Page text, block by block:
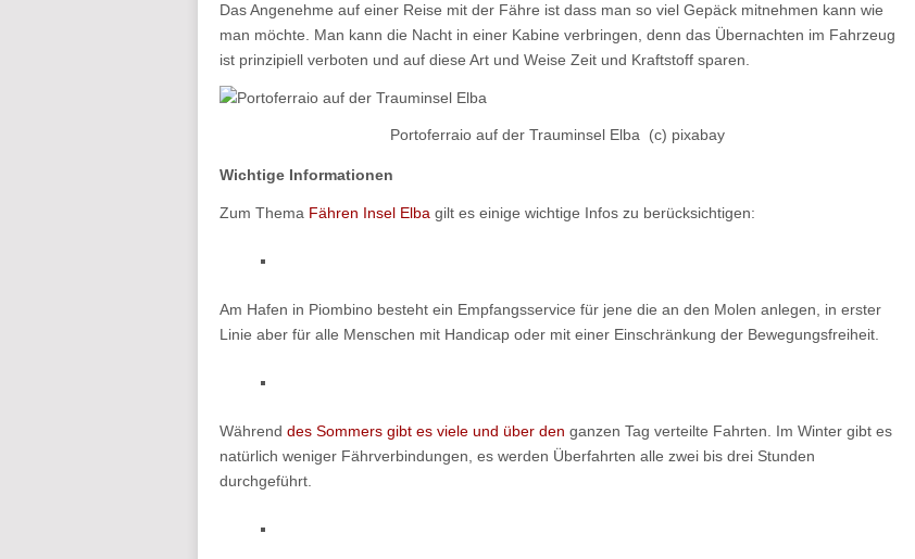
Das Angenehme auf einer Reise mit der Fähre ist dass man so viel Gepäck mitnehmen kann wie
man möchte. Man kann die Nacht in einer Kabine verbringen, denn das Übernachten im Fahrzeug
ist prinzipiell verboten und auf diese Art und Weise Zeit und Kraftstoff sparen.
Portoferraio auf der Trauminsel Elba (c) pixabay
Wichtige Informationen
Zum Thema Fähren Insel Elba gilt es einige wichtige Infos zu berücksichtigen:
Am Hafen in Piombino besteht ein Empfangsservice für jene die an den Molen anlegen, in erster
Linie aber für alle Menschen mit Handicap oder mit einer Einschränkung der Bewegungsfreiheit.
Während des Sommers gibt es viele und über den ganzen Tag verteilte Fahrten. Im Winter gibt es
natürlich weniger Fährverbindungen, es werden Überfahrten alle zwei bis drei Stunden
durchgeführt.